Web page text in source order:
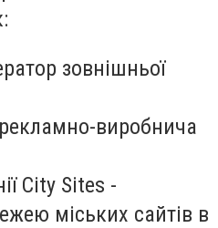
зовнішньої
виробнича
City Sites -
міських сайтів в